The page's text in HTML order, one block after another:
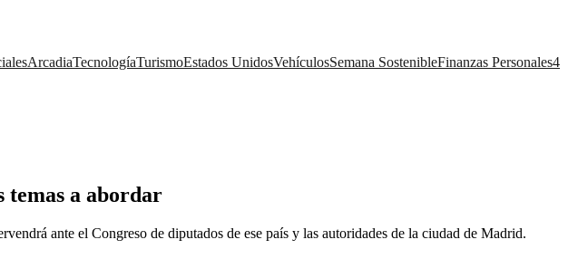
ArcadiaTecnologíaTurismoEstados UnidosVehículosSemana SostenibleFinanzas Personales4
temas a abordar
ante el Congreso de diputados de ese país y las autoridades de la ciudad de Madrid.